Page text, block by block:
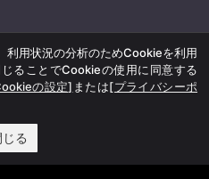
利用状況の分析のためCookieを利用
ることでCookieの使用に同意する
の設定] または[プライバシーポ
じる